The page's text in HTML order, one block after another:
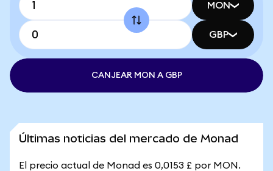
MON
GBP
CANJEAR MON A GBP
Últimas noticias del mercado de Monad
El precio actual de Monad es 0,0153 £ por MON.